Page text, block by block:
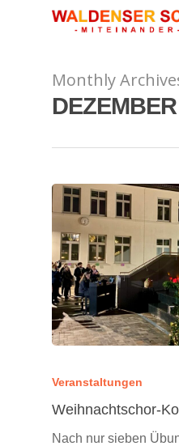
Hit enter to search or
Monthly
Veranstaltungen
Weihnachtschor-
Nach nur sieben